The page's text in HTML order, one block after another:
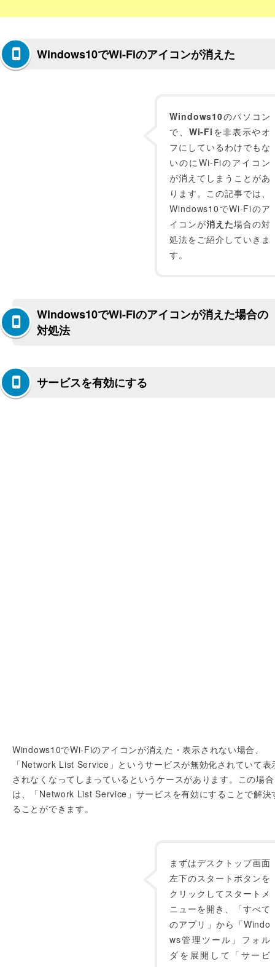
Windows10でWi-Fiのアイコンが消えた
Windows10のパソコン
で、 Wi-Fi を非表示やオ
フにしているわけでもな
いのにWi-Fiのアイコン
が消えてしまうことがあ
ります。この記事では、
Windows10でWi-Fiのア
イコンが消えた場合の対
処法をご紹介していきま
す。
Windows10でWi-Fiのアイコンが消えた場合の
対処法
サービスを有効にする
Windows10でWi-Fiのアイコンが消えた・表示されない場合、
「Network List Service」というサービスが無効化されていて表
されなくなってしまっているというケースがあります。この場合
は、「Network List Service」サービスを有効にすることで解決
ることができます。
まずはデスクトップ画面
左下のスタートボタンを
クリックしてスタートメ
ニューを開き、「すべて
のアプリ」から「Windo
ws管理ツール」フォル
ダを展開して「サービ